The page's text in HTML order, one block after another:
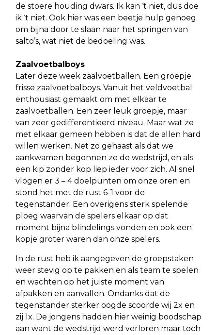
de stoere houding dwars. Ik kan ‘t niet, dus doe
ik ‘t niet. Ook hier was een beetje hulp genoeg
om bijna door te slaan naar het springen van
salto’s, wat niet de bedoeling was.
Zaalvoetbalboys
Later deze week zaalvoetballen. Een groepje
frisse zaalvoetbalboys. Vanuit het veldvoetbal
enthousiast gemaakt om met elkaar te
zaalvoetballen. Een zeer leuk groepje, maar
van zeer gedifferentieerd niveau. Maar wat ze
met elkaar gemeen hebben is dat de allen hard
willen werken. Net zo gehaast als dat we
aankwamen begonnen ze de wedstrijd, en als
een kip zonder kop liep ieder voor zich. Al snel
vlogen er 3 – 4 doelpunten om onze oren en
stond het met de rust 6-1 voor de
tegenstander. Een overigens sterk spelende
ploeg waarvan de spelers elkaar op dat
moment bijna blindelings vonden en ook een
kopje groter waren dan onze spelers.
In de rust heb ik aangegeven de groepstaken
weer stevig op te pakken en als team te spelen
en wachten op het juiste moment van
afpakken en aanvallen. Ondanks dat de
tegenstander sterker oogde scoorde wij 2x en
zij 1x. De jongens hadden hier weinig boodschap
aan want de wedstrijd werd verloren maar toch